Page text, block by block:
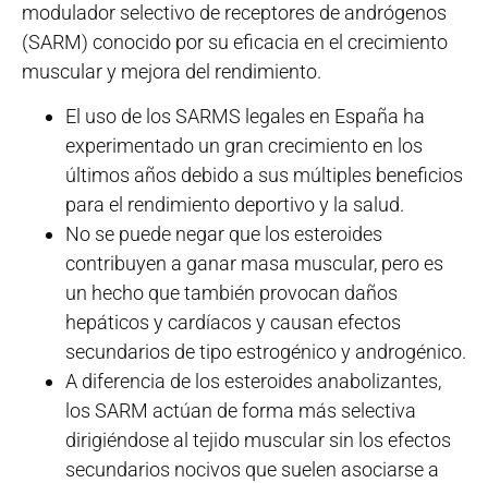
modulador selectivo de receptores de andrógenos
(SARM) conocido por su eficacia en el crecimiento
muscular y mejora del rendimiento.
El uso de los SARMS legales en España ha
experimentado un gran crecimiento en los
últimos años debido a sus múltiples beneficios
para el rendimiento deportivo y la salud.
No se puede negar que los esteroides
contribuyen a ganar masa muscular, pero es
un hecho que también provocan daños
hepáticos y cardíacos y causan efectos
secundarios de tipo estrogénico y androgénico.
A diferencia de los esteroides anabolizantes,
los SARM actúan de forma más selectiva
dirigiéndose al tejido muscular sin los efectos
secundarios nocivos que suelen asociarse a